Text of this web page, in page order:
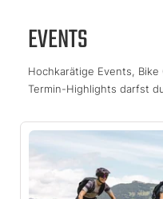
EVENTS
Hochkarätige Events,
Termin-Highlights darfst